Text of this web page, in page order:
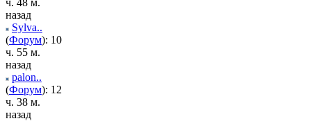
ч. 48 м.
назад
Sylva..
(Форум): 10
ч. 55 м.
назад
palon..
(Форум): 12
ч. 38 м.
назад